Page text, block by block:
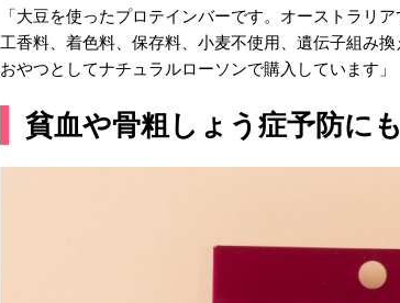
「大豆を使ったプロテインバーです。オーストラリ
工香料、着色料、保存料、小麦不使用、遺伝子組み
おやつとしてナチュラルローソンで購入しています」
貧血や骨粗しょう症予防にも